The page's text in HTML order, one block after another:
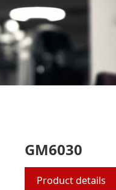
GM6030
Product details